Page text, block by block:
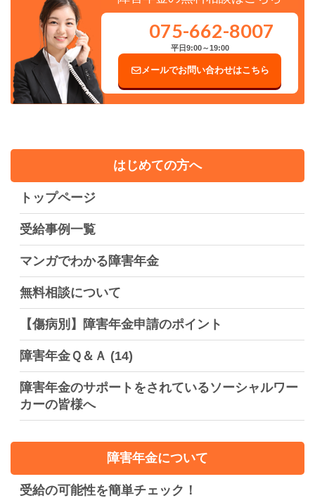
はじめての方へ
トップページ
受給事例一覧
マンガでわかる障害年金
無料相談について
【傷病別】障害年金申請のポイント
障害年金Ｑ＆Ａ (14)
障害年金のサポートをされているソーシャルワー
カーの皆様へ
障害年金について
受給の可能性を簡単チェック！
075-662-8007
平日9:00～19:00
メールでお問い合わせはこちら